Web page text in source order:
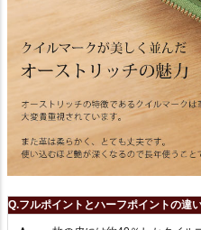
Q.フルポイントとハーフポイントの違い